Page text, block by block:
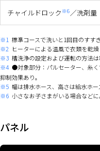
チャイルドロック ※6 ／洗剤
※1 標準コースで洗いと1回目のすす
※2 ヒーターによる温風で衣類を乾
※3 槽洗浄の設定および運転の方法は
※4 ●対象部分：パルセーター、糸
抑制効果あり。
※5 幅は排水ホース、高さは給水ホー
※6 小さなお子さまがいる場合など
パネル